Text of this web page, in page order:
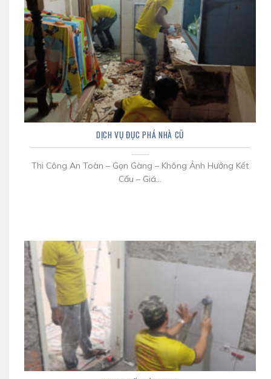
DỊCH VỤ ĐỤC PHÁ NHÀ CŨ
Thi Công An Toàn – Gọn Gàng – Không Ảnh Hưởng Kết
Cấu – Giá...